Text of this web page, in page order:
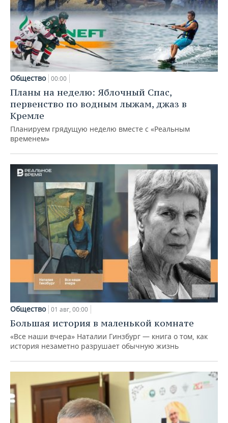
Общество 00:00
Планы на неделю: Яблочный Спас,
первенство по водным лыжам, джаз в
Кремле
Планируем грядущую неделю вместе с «Реальным
временем»
Общество 01 авг, 00:00
Большая история в маленькой комнате
«Все наши вчера» Наталии Гинзбург — книга о том, как
история незаметно разрушает обычную жизнь